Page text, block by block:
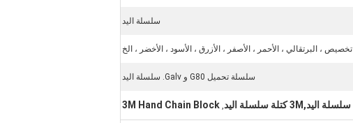
سلسلة اليد
تخصيص ، البرتقالي ، الأحمر ، الأصفر ، الأزرق ، الأسود ، الأخضر ، الخ
سلسلة تحميل G80 و Galv. سلسلة اليد
,
3M Hand Chain Block